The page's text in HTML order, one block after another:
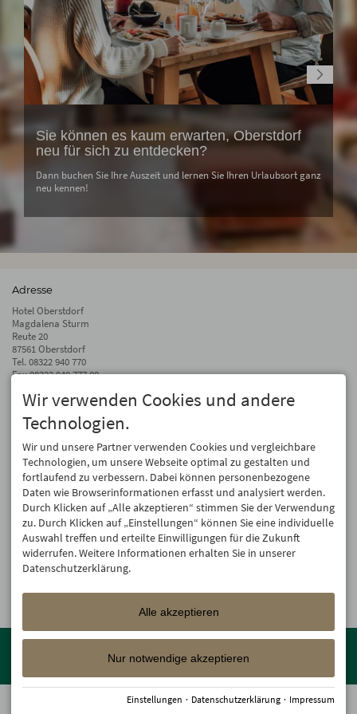
Sie können es kaum erwarten, Oberstdorf
neu für sich zu entdecken?
Dann buchen Sie Ihre Auszeit und lernen Sie Ihren Urlaubsort ganz
neu kennen!
Adresse
Hotel Oberstdorf
Magdalena Sturm
Reute 20
87561 Oberstdorf
Tel. 08322 940 770
Fax 08322 940 777 00
info@hotel-oberstdorf.de
Auf dem Laufenden bleiben
Wir geben Ihre E-Mail-Adresse nicht weiter. Wir mögen auch keinen Spam.
Versprochen! Eine Abmeldung ist jederzeit möglich.
Anmelden
Mitglied der Oberstdorf Resort Familien mit den schönsten
Urlaubsunterkünften von der Berghütte bis zum 4-Sterne Superior
Wir verwenden Cookies und andere
Technologien.
Wir und unsere Partner verwenden Cookies und vergleichbare
Technologien, um unsere Webseite optimal zu gestalten und
fortlaufend zu verbessern. Dabei können personenbezogene
Daten wie Browserinformationen erfasst und analysiert werden.
Durch Klicken auf „Alle akzeptieren“ stimmen Sie der Verwendung
zu. Durch Klicken auf „Einstellungen“ können Sie eine individuelle
Auswahl treffen und erteilte Einwilligungen für die Zukunft
widerrufen. Weitere Informationen erhalten Sie in unserer
Datenschutzerklärung.
Alle akzeptieren
Nur notwendige akzeptieren
Einstellungen · Datenschutzerklärung · Impressum